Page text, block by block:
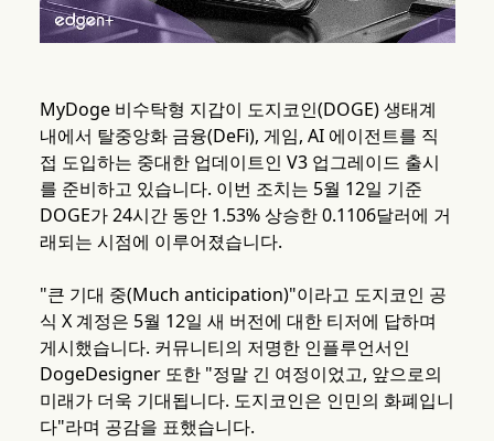
MyDoge 비수탁형 지갑이 도지코인(DOGE) 생태계
내에서 탈중앙화 금융(DeFi), 게임, AI 에이전트를 직
접 도입하는 중대한 업데이트인 V3 업그레이드 출시
를 준비하고 있습니다. 이번 조치는 5월 12일 기준
DOGE가 24시간 동안 1.53% 상승한 0.1106달러에 거
래되는 시점에 이루어졌습니다.
"큰 기대 중(Much anticipation)"이라고 도지코인 공
식 X 계정은 5월 12일 새 버전에 대한 티저에 답하며
게시했습니다. 커뮤니티의 저명한 인플루언서인
DogeDesigner 또한 "정말 긴 여정이었고, 앞으로의
미래가 더욱 기대됩니다. 도지코인은 인민의 화폐입니
다"라며 공감을 표했습니다.